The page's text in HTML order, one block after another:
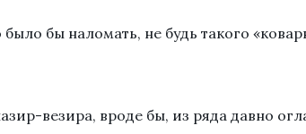
бы наломать, не будь такого
везира, вроде бы, из ряда давно